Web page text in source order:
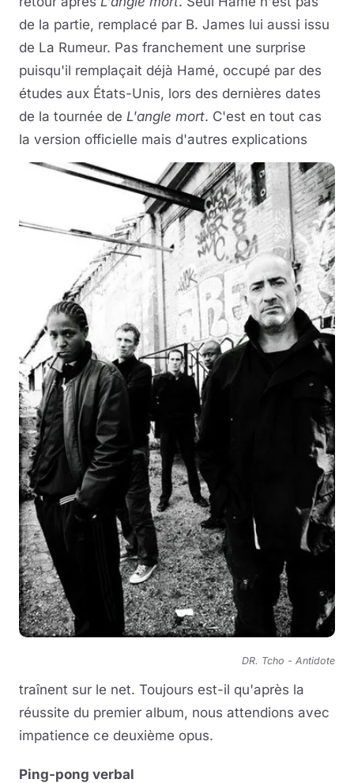
de la partie, remplacé par B. James lui aussi issu
de La Rumeur. Pas franchement une surprise
puisqu'il remplaçait déjà Hamé, occupé par des
études aux États-Unis, lors des dernières dates
de la tournée de L'angle mort. C'est en tout cas
la version officielle mais d'autres explications
DR. Tcho - Antidote
traînent sur le net. Toujours est-il qu'après la
réussite du premier album, nous attendions avec
impatience ce deuxième opus.
Ping-pong verbal